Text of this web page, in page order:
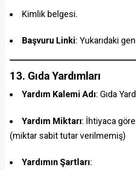
Kimlik belgesi.
Başvuru Linki: Yukarıdaki
13. Gıda Yardımları
Yardım Kalemi Adı: Gıda
Yardım Miktarı: İhtiyaca
(miktar sabit tutar verilmemiş)
Yardımın Şartları: